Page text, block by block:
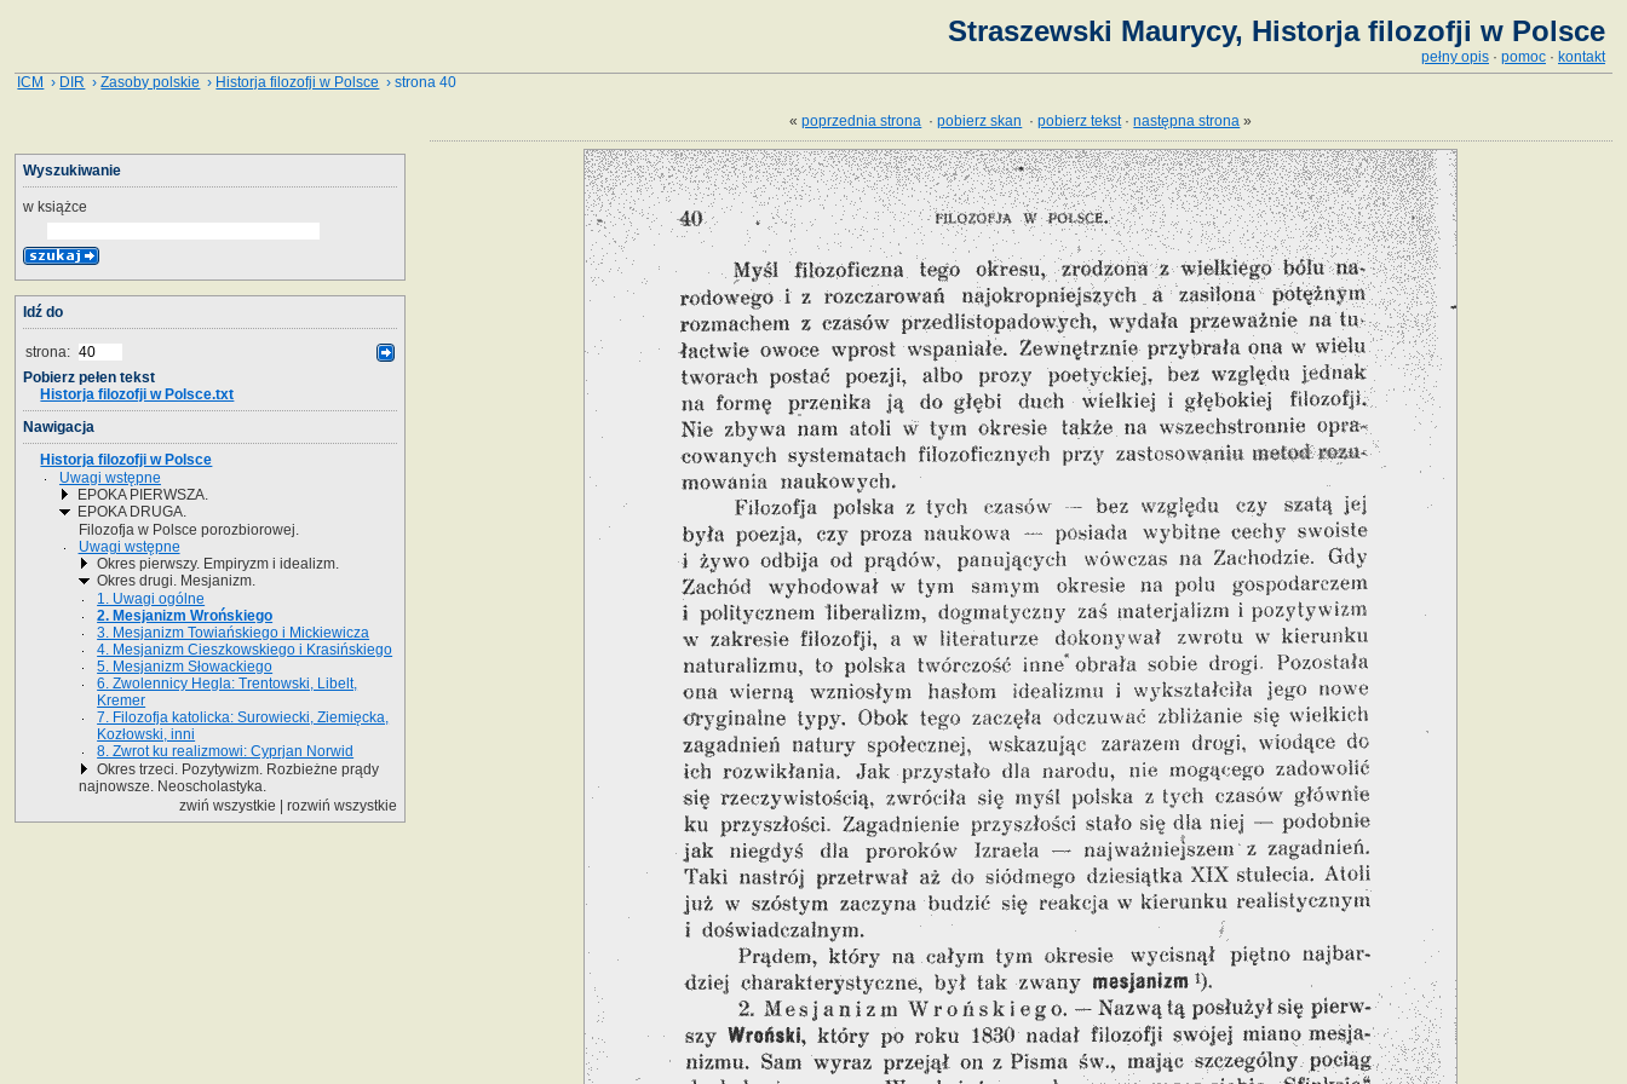
Straszewski Maurycy, Historja filozofji w Polsce
pełny opis · pomoc · kontakt
ICM › DIR ›Zasoby polskie › Historja filozofji w Polsce › strona 40
«poprzednia strona ·pobierz skan ·pobierz tekst·następna strona »
Wyszukiwanie
w książce
Idź do
strona:
Pobierz pełen tekst
Historja filozofji w Polsce.txt
Nawigacja
Historja filozofji w Polsce
Uwagi wstępne
EPOKA PIERWSZA.
EPOKA DRUGA.
Filozofja w Polsce porozbiorowej.
Uwagi wstępne
Okres pierwszy. Empiryzm i idealizm.
Okres drugi. Mesjanizm.
1. Uwagi ogólne
2. Mesjanizm Wrońskiego
3. Mesjanizm Towiańskiego i Mickiewicza
4. Mesjanizm Cieszkowskiego i Krasińskiego
5. Mesjanizm Słowackiego
6. Zwolennicy Hegla: Trentowski, Libelt,
Kremer
7. Filozofja katolicka: Surowiecki, Ziemięcka,
Kozłowski, inni
8. Zwrot ku realizmowi: Cyprjan Norwid
Okres trzeci. Pozytywizm. Rozbieżne prądy
najnowsze. Neoscholastyka.
zwiń wszystkie |rozwiń wszystkie